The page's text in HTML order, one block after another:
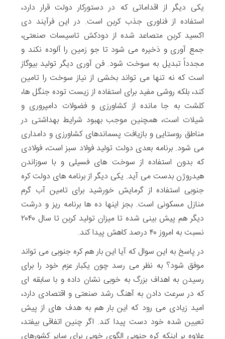
یکی دیگر از اقداماتی که در دستورکار دولت قرار دارد،
استفاده از فناوری جذب کربن است. در این فرآیند دی
اکسید کربن متصاعد شده از دودکش تاسیسات صنعتی،
جمع آوری و ذخیره می شود تا جو زمین را آلوده نکند و
مجدداً تبدیل به سوخت شود. فن آوری دیگر تولید بیوگاز
است که نه تنها می تواند بخشی از نیاز سوخت را تامین
کند، بلکه روشی مفید برای استفاده از زیست توده جنگل ها،
کلشت به جا مانده از کشاورزی و فضولات دامپروری و
شیلات است، همچنین موجب بهبود شرایط بهداشتی در
مناطق روستایی و بازیافت پسماندهای کشاورزی و دامداری
می شود. برنامه بعدی دولت تولید فولاد سبز است، فولادی
که بدون استفاده از سوخت های فسیلی و با سوزاندن
هیدروژن بدست می آید. یکی دیگر از برنامه های دولت کره
جنوبی استفاده از گرمایش خورشید برای تامین آب گرم
منازل مسکونی است. بجز اینها ده ها برنامه ریز و درشت
دیگر هم پیش بینی شده تا میزان تولید کربن تا سال ۲۰۴۰
نسبت به امروز ۴۰ درصد کاهش پیدا کند.
در پاسخ به این سوال که آیا این بار هم کره جنوبی می تواند
موفق شود؟ به نظر می رسد چون یکبار عزم خود را برای
رسیدن به اهداف بزرگ به خوبی نشان داده و با سابقه ای
که در سرعت دادن به آهنگ رشد صنعتی و اقتصادی دارد،
امید زیادی می رود که این بار هم به هدف های از پیش
تعیین شده خود دست پیدا کند. اگر چنین اتفاقی بیفتد،
علاوه بر اینکه کره جنوبی الگوی خوبی برای سایر کشورهای